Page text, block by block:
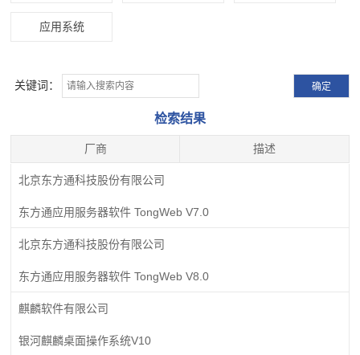
检索结果
厂商 描述
应用系统
关键词：
北京东方通科技股份有限公司
东方通应用服务器软件 TongWeb V7.0
北京东方通科技股份有限公司
东方通应用服务器软件 TongWeb V8.0
麒麟软件有限公司
银河麒麟桌面操作系统V10